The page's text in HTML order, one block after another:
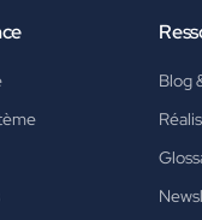
Blog